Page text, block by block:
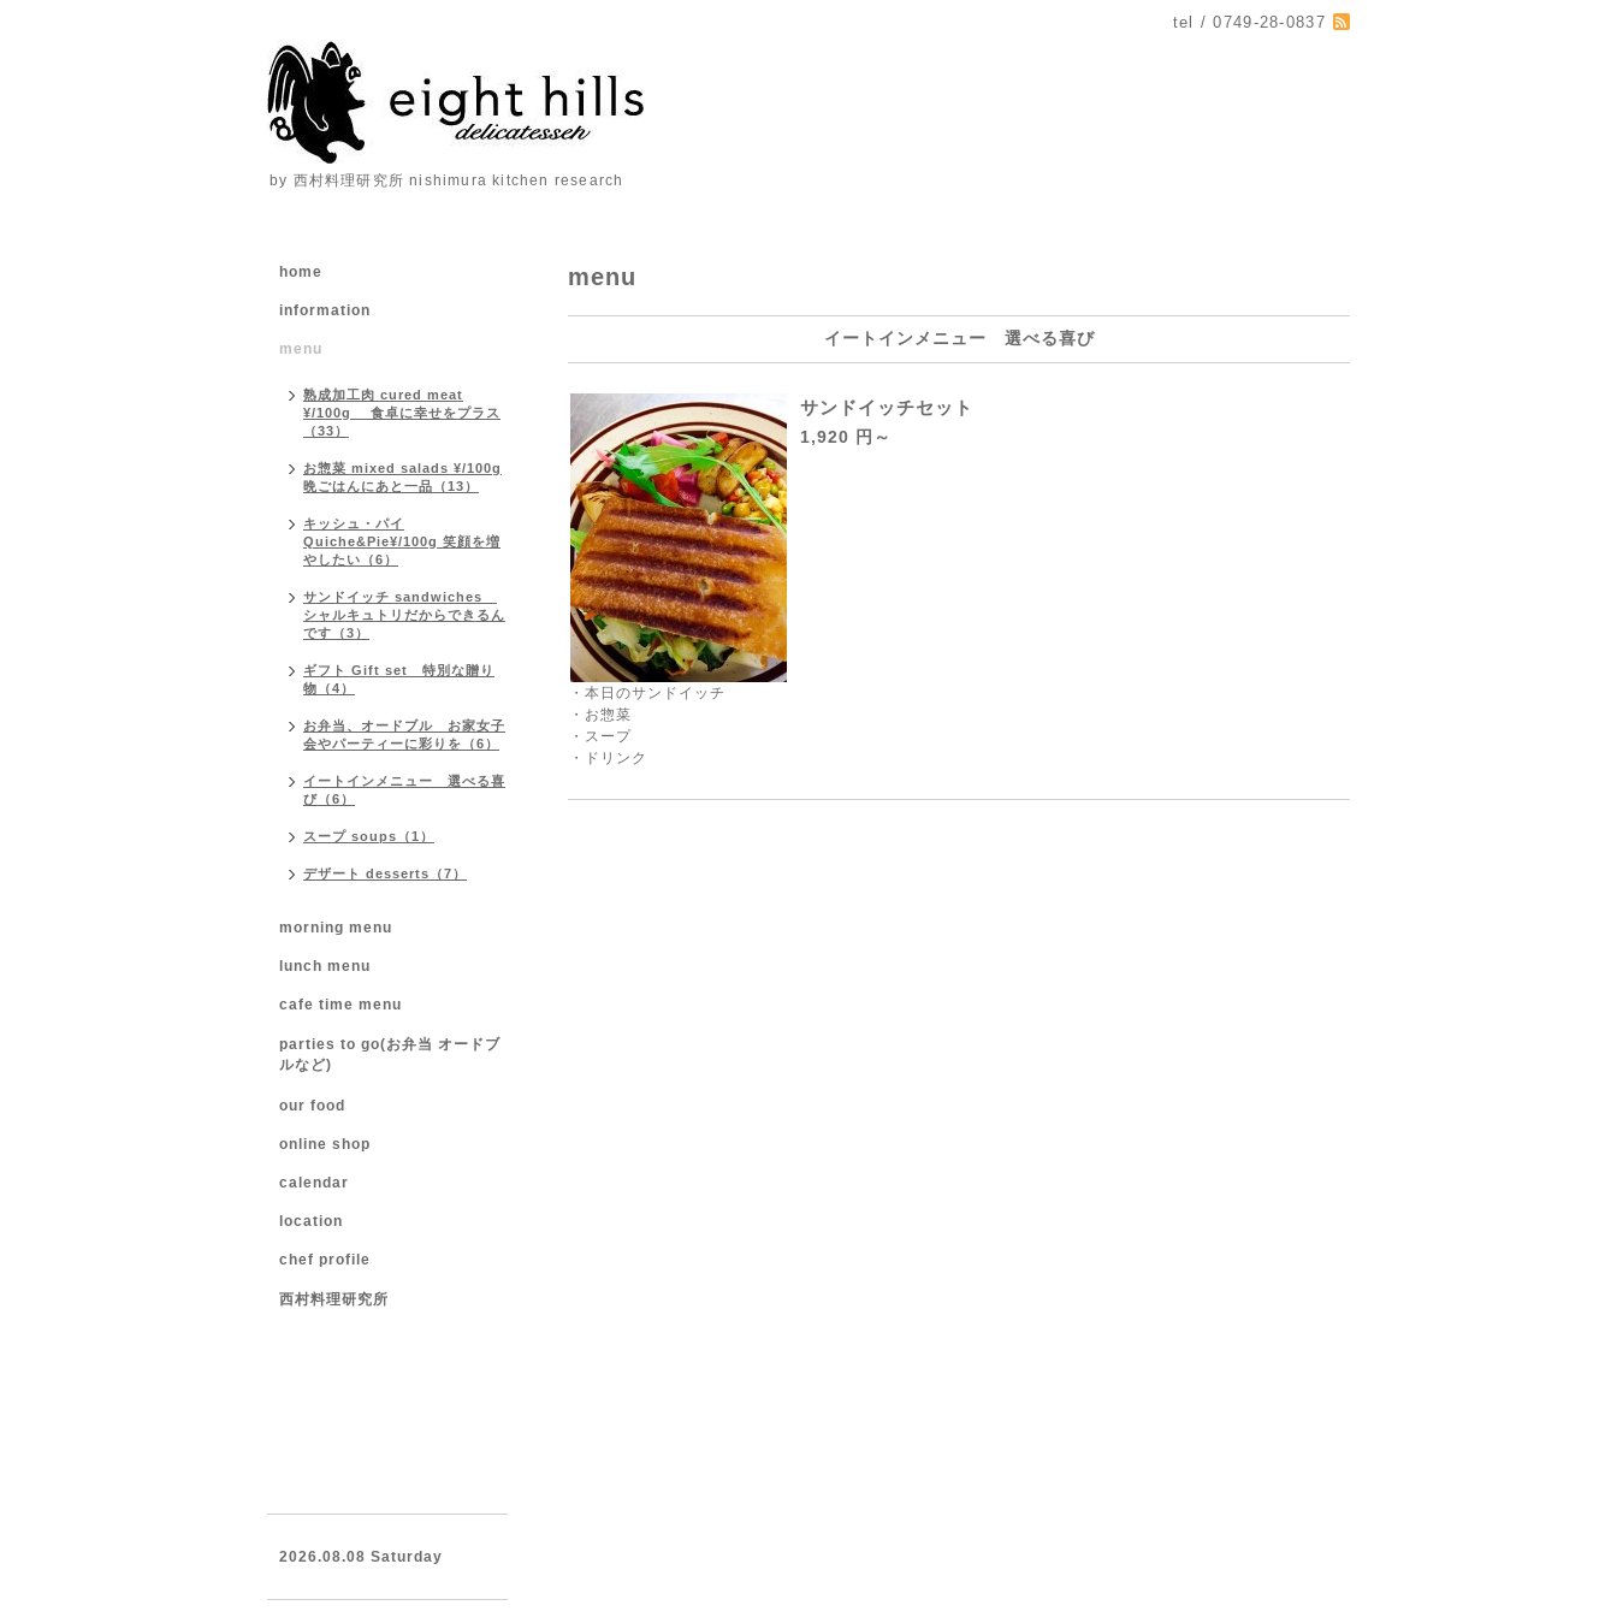
tel / 0749-28-0837
by 西村料理研究所 nishimura kitchen research
menu
イートインメニュー 選べる喜び
サンドイッチセット
1,920 円～
・本日のサンドイッチ
・お惣菜
・スープ
・ドリンク
home
information
menu
熟成加工肉 cured meat
¥/100g 食卓に幸せをプラス
（33）
お惣菜 mixed salads ¥/100g
晩ごはんにあと一品（13）
キッシュ・パイ
Quiche&Pie¥/100g 笑顔を増
やしたい（6）
サンドイッチ sandwiches
シャルキュトリだからできるん
です（3）
ギフト Gift set 特別な贈り
物（4）
お弁当、オードブル お家女子
会やパーティーに彩りを（6）
イートインメニュー 選べる喜
び（6）
スープ soups（1）
デザート desserts（7）
morning menu
lunch menu
cafe time menu
parties to go(お弁当 オードブ
ルなど)
our food
online shop
calendar
location
chef profile
西村料理研究所
2026.08.08 Saturday